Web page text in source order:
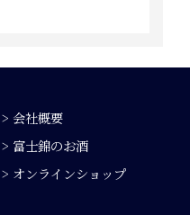
> 会社概要
> 富士錦のお酒
> オンラインショップ